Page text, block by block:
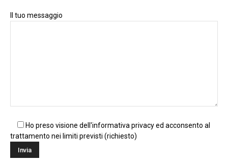
Il tuo messaggio
Ho preso visione dell'informativa privacy ed acconsento al
trattamento nei limiti previsti (richiesto)